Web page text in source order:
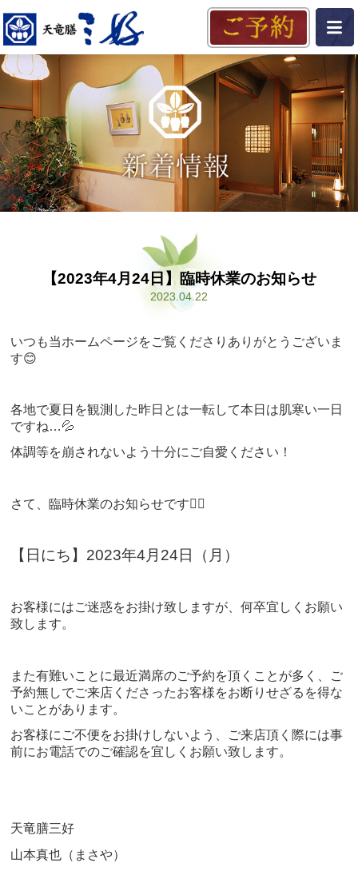
【2023年4月24日】臨時休業のお知らせ
2023.04.22
いつも当ホームページをご覧くださりありがとうございま
す😊
各地で夏日を観測した昨日とは一転して本日は肌寒い一日
ですね…💦
体調等を崩されないよう十分にご自愛ください！
さて、臨時休業のお知らせです🙇‍♂️
【日にち】2023年4月24日（月）
お客様にはご迷惑をお掛け致しますが、何卒宜しくお願い
致します。
また有難いことに最近満席のご予約を頂くことが多く、ご
予約無しでご来店くださったお客様をお断りせざるを得な
いことがあります。
お客様にご不便をお掛けしないよう、ご来店頂く際には事
前にお電話でのご確認を宜しくお願い致します。
天竜膳三好
山本真也（まさや）